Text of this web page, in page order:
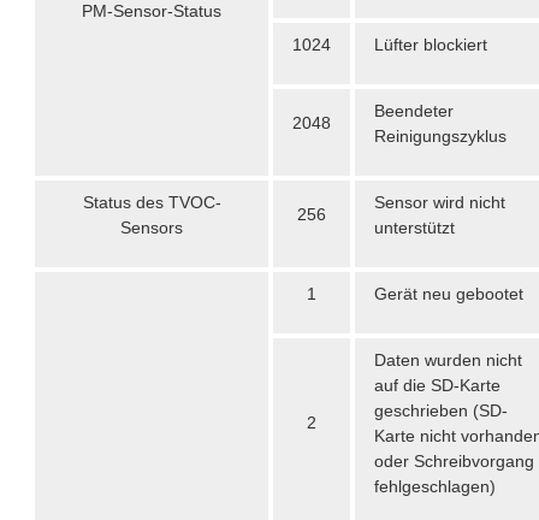
PM-Sensor-Status
1024 Lüfter blockiert
2048
Beendeter
Reinigungszyklus
Status des TVOC-
Sensors
256
Sensor wird nicht
unterstützt
1 Gerät neu gebootet
2
Daten wurden nicht
auf die SD-Karte
geschrieben (SD-
Karte nicht
oder Schreibvorgang
fehlgeschlagen)